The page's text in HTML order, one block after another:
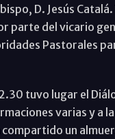
D. Jesús
parte del vicario
Pastorales
tuvo lugar el
varias y a
compartido un